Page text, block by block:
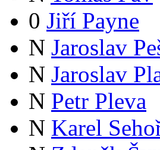
0 Jiří Payne
N Jaroslav
N Jaroslav
N Petr Pleva
N Karel